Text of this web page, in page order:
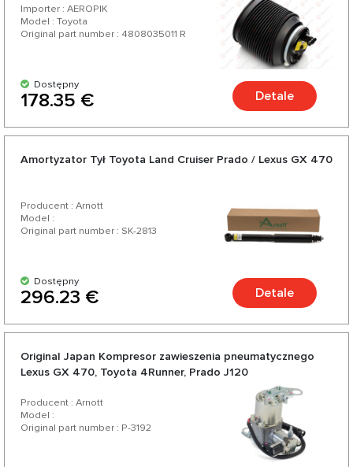
Importer : AEROPIK
Model : Toyota
Original part number : 4808035011 R
Dostępny
178.35 € Detale
Amortyzator Tył Toyota Land Cruiser Prado / Lexus GX 470
Producent : Arnott
Model :
Original part number : SK-2813
Dostępny
296.23 € Detale
Original Japan Kompresor zawieszenia pneumatycznego
Lexus GX 470, Toyota 4Runner, Prado J120
Producent : Arnott
Model :
Original part number : P-3192